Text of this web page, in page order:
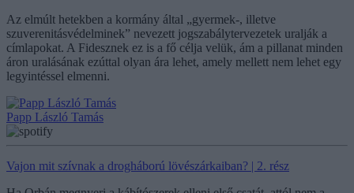
Az elmúlt hetekben a kormány által „gyermek-, illetve
szuverenitásvédelminek” nevezett jogszabálytervezetek uralják a
címlapokat. A Fidesznek ez is a fő célja velük, ám a pillanat minden
áron uralásának ezúttal olyan ára lehet, amely mellett nem lehet egy
legyintéssel elmenni.
Papp László Tamás
Vajon mit szívnak a drogháború lövészárkaiban? | 2. rész